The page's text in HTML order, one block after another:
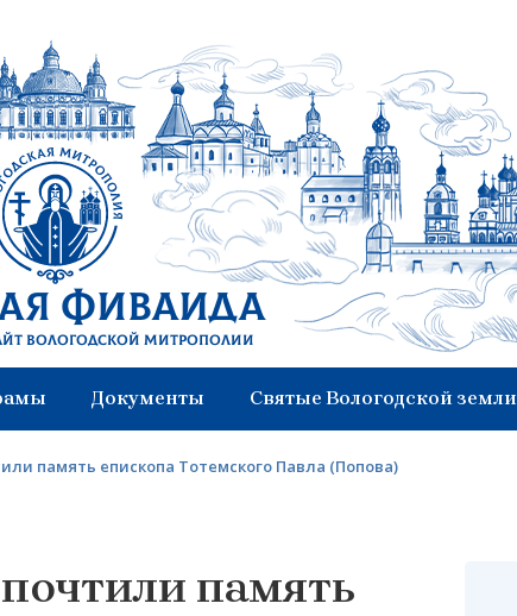
Фиваида
Вологодской митрополии
Документы Святые Вологодской земли
память епископа Тотемского Павла (Попова)
память